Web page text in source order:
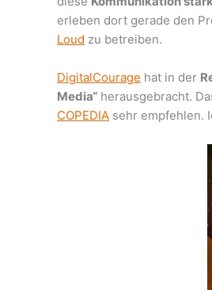
erleben dort gerade den
Loud zu betreiben.
DigitalCourage hat in der
Media“ herausgebracht.
COPEDIA sehr empfehlen.